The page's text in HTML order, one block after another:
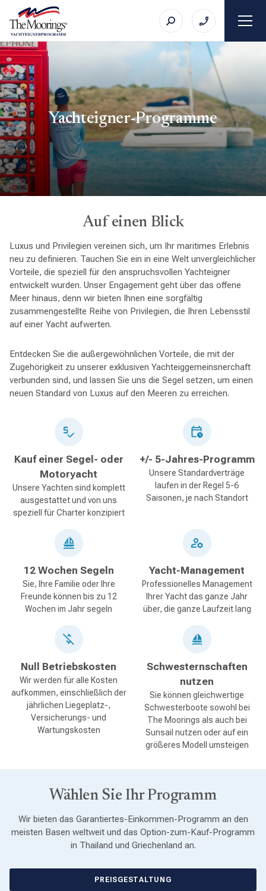
Yachteigner-Programme
Auf einen Blick
Luxus und Privilegien vereinen sich, um Ihr maritimes Erlebnis
neu zu definieren. Tauchen Sie ein in eine Welt unvergleichlicher
Vorteile, die speziell für den anspruchsvollen Yachteigner
entwickelt wurden. Unser Engagement geht über das offene
Meer hinaus, denn wir bieten Ihnen eine sorgfältig
zusammengestellte Reihe von Privilegien, die Ihren Lebensstil
auf einer Yacht aufwerten.
Entdecken Sie die außergewöhnlichen Vorteile, die mit der
Zugehörigkeit zu unserer exklusiven Yachteiggemeinsnerchaft
verbunden sind, und lassen Sie uns die Segel setzen, um einen
neuen Standard von Luxus auf den Meeren zu erreichen.
Kauf einer Segel- oder
Motoryacht
Unsere Yachten sind komplett
ausgestattet und von uns
speziell für Charter konzipiert
+/- 5-Jahres-Programm
Unsere Standardverträge
laufen in der Regel 5-6
Saisonen, je nach Standort
12 Wochen Segeln
Sie, Ihre Familie oder Ihre
Freunde können bis zu 12
Wochen im Jahr segeln
Yacht-Management
Professionelles Management
Ihrer Yacht das ganze Jahr
über, die ganze Laufzeit lang
Null Betriebskosten
Wir werden für alle Kosten
aufkommen, einschließlich der
jährlichen Liegeplatz-,
Versicherungs- und
Wartungskosten
Schwesternschaften
nutzen
Sie können gleichwertige
Schwesterboote sowohl bei
The Moorings als auch bei
Sunsail nutzen oder auf ein
größeres Modell umsteigen
Wählen Sie Ihr Programm
Wir bieten das Garantiertes-Einkommen-Programm an den
meisten Basen weltweit und das Option-zum-Kauf-Programm
in Thailand und Griechenland an.
PREISGESTALTUNG